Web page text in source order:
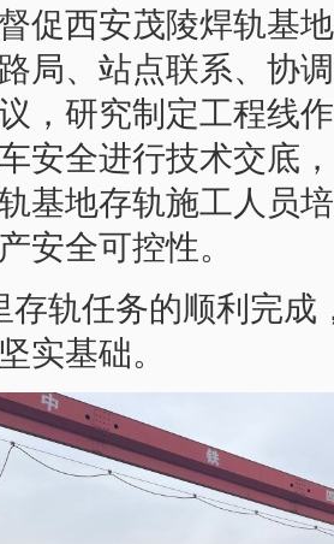
促西安茂陵焊轨基
局、站点联系、协
，研究制定工程线
安全进行技术交底
基地存轨施工人员
安全可控性。
存轨任务的顺利完
实基础。